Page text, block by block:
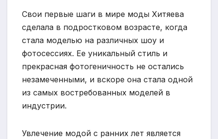
Свои первые шаги в мире моды Хитяева
сделала в подростковом возрасте, когда
стала моделью на различных шоу и
фотосессиях. Ее уникальный стиль и
прекрасная фотогеничность не остались
незамеченными, и вскоре она стала одной
из самых востребованных моделей в
индустрии.
Увлечение модой с ранних лет является